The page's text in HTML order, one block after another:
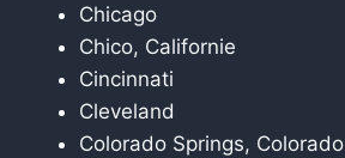
Chicago
Chico, Californie
Cincinnati
Cleveland
Colorado Springs, Colorado